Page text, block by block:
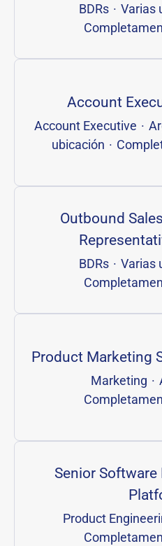
BDRs · Varias
Account
Account Executive ·
ubicación ·
Outbound
BDRs · Varias
Product Marketing
Marketing ·
Senior Software
Product